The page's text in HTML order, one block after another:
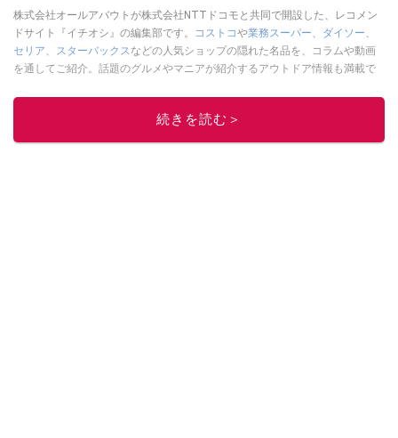
株式会社オールアバウトが株式会社NTTドコモと共同で開設した、レコメン
ドサイト『イチオシ』の編集部です。
コストコや業務スーパー、 ダイソー、
セリア、 スターバックスなどの人気ショップの隠れた名品を、コラムや動画
を通してご紹介。話題のグルメやマニアが紹介するアウトドア情報も満載で
レビューしています。毎日トレンド情報をお届けしているので、ぜひ
してください！続きを読む＞